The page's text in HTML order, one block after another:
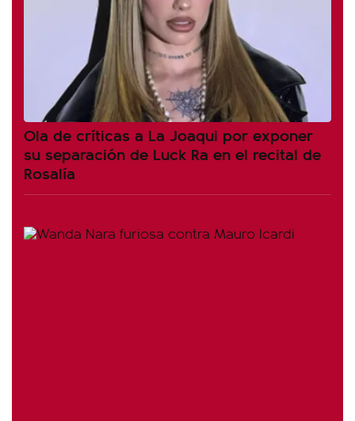
Ola de críticas a La Joaqui por exponer
su separación de Luck Ra en el recital de
Rosalía